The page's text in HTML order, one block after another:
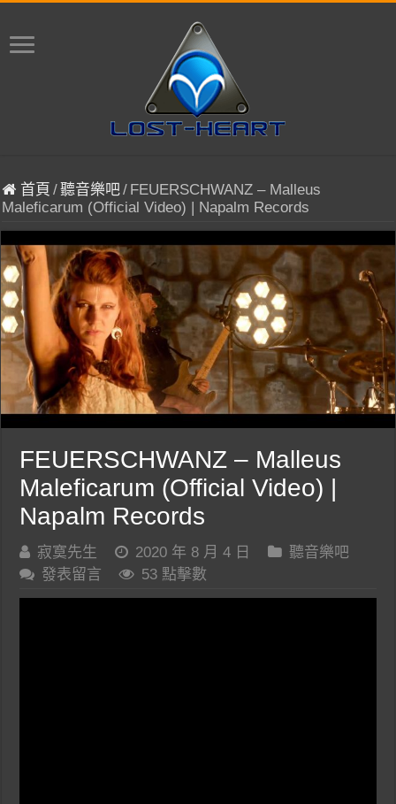
首頁 /聽音樂吧/ FEUERSCHWANZ – Malleus
Maleficarum (Official Video) | Napalm Records
FEUERSCHWANZ – Malleus
Maleficarum (Official Video) |
Napalm Records
寂寞先生 2020 年 8 月 4 日
聽音樂吧
發表留言
53 點擊數